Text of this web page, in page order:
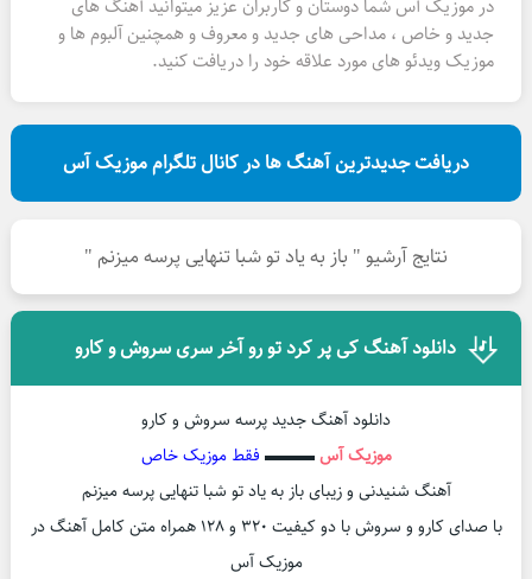
در موزیک آس شما دوستان و کاربران عزیز میتوانید آهنگ های
جدید و خاص ، مداحی های جدید و معروف و همچنین آلبوم ها و
موزیک ویدئو های مورد علاقه خود را دریافت کنید.
دریافت جدیدترین آهنگ ها در کانال تلگرام موزیک آس
نتایج آرشیو " باز به یاد تو شبا تنهایی پرسه میزنم "
دانلود آهنگ کی پر کرد تو رو آخر سری سروش و کارو
دانلود آهنگ جدید پرسه سروش و کارو
موزیک آس▬▬▬ فقط موزیک خاص
آهنگ شنیدنی و زیبای باز به یاد تو شبا تنهایی پرسه میزنم
با صدای کارو و سروش با دو کیفیت ۳۲۰ و ۱۲۸ همراه متن کامل آهنگ در
موزیک آس